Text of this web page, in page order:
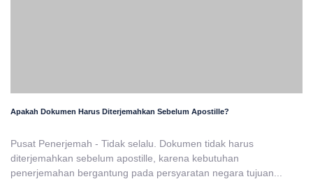
Apakah Dokumen Harus Diterjemahkan Sebelum Apostille?
Pusat Penerjemah - Tidak selalu. Dokumen tidak harus
diterjemahkan sebelum apostille, karena kebutuhan
penerjemahan bergantung pada persyaratan negara tujuan...